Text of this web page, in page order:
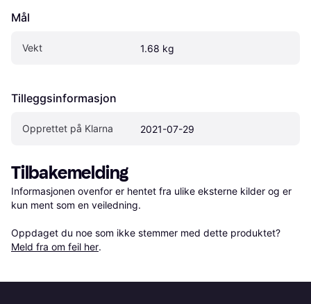
Mål
Vekt 1.68 kg
Tilleggsinformasjon
Opprettet på Klarna 2021-07-29
Tilbakemelding
Informasjonen ovenfor er hentet fra ulike eksterne kilder og er
kun ment som en veiledning.
Oppdaget du noe som ikke stemmer med dette produktet?
Meld fra om feil her.